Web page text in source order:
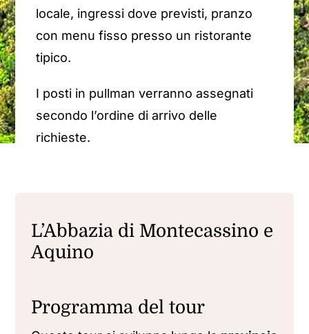
locale, ingressi dove previsti, pranzo
con menu fisso presso un ristorante
tipico.
I posti in pullman verranno assegnati
secondo l’ordine di arrivo delle
richieste.
L’Abbazia di Montecassino e
Aquino
Programma del tour